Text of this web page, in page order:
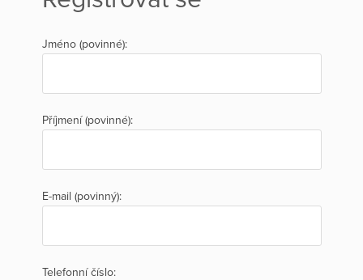
Jméno (povinné):
Příjmení (povinné):
E-mail (povinný):
Telefonní číslo: